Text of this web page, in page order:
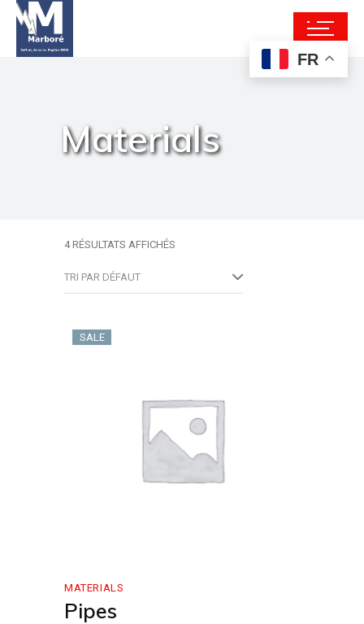
Materials
4 RÉSULTATS AFFICHÉS
TRI PAR DÉFAUT
SALE
MATERIALS
Pipes
FR